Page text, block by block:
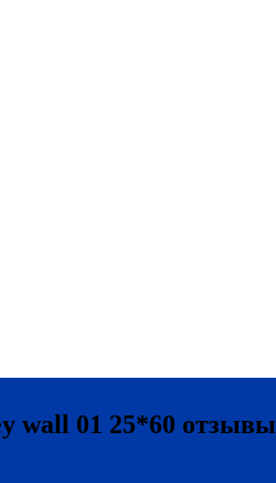
wall 01 25*60 отзывы